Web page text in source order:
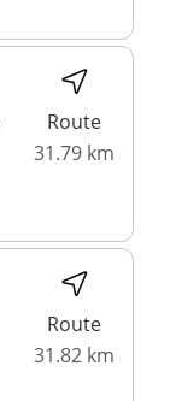
Route
31.79 km
Route
31.82 km